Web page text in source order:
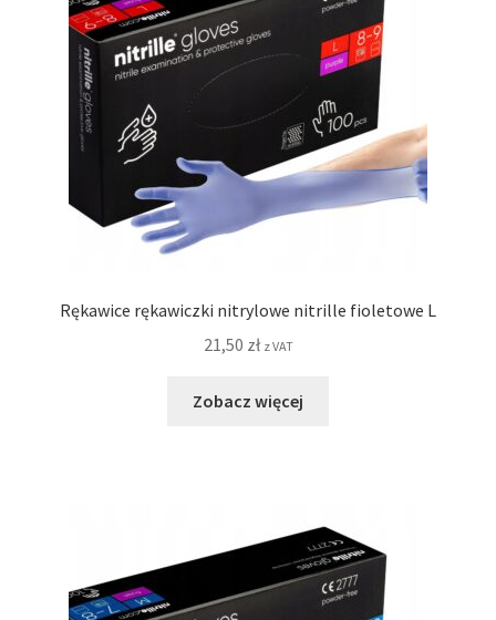
Rękawice rękawiczki nitrylowe nitrille fioletowe L
21,50 zł z VAT
Zobacz więcej